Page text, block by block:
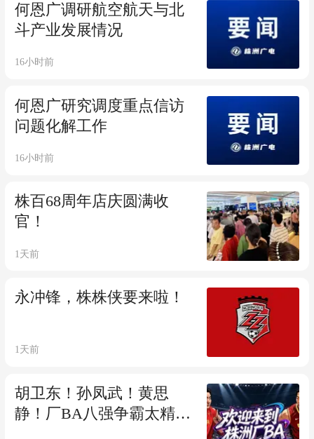
何恩广调研航空航天与北
斗产业发展情况
16小时前
何恩广研究调度重点信访
问题化解工作
16小时前
株百68周年店庆圆满收
官！
1天前
永冲锋，株株侠要来啦！
1天前
胡卫东！孙凤武！黄思
静！厂BA八强争霸太精